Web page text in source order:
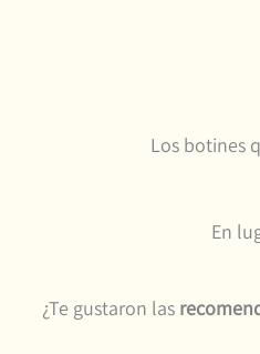
Los botines
En
¿Te gustaron las